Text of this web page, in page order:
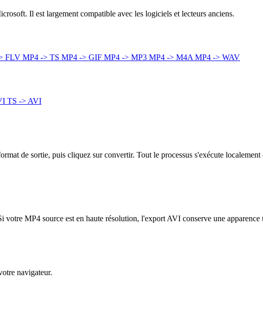
Il est largement compatible avec les logiciels et lecteurs anciens.
FLV MP4 -> TS MP4 -> GIF MP4 -> MP3 MP4 -> M4A MP4 -> WAV
TS -> AVI
de sortie, puis cliquez sur convertir. Tout le processus s'exécute
MP4 source est en haute résolution, l'export AVI conserve une apparence
navigateur.